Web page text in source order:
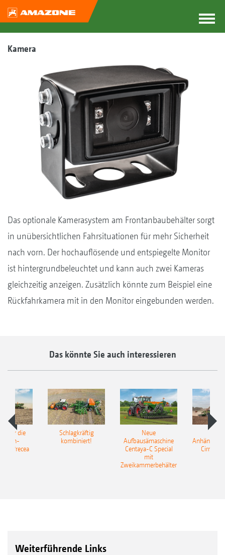
Kamera
Das optionale Kamerasystem am Frontanbaubehälter sorgt
in unübersichtlichen Fahrsituationen für mehr Sicherheit
nach vorn. Der hochauflösende und entspiegelte Monitor
ist hintergrundbeleuchtet und kann auch zwei Kameras
gleichzeitig anzeigen. Zusätzlich könnte zum Beispiel eine
Rückfahrkamera mit in den Monitor eingebunden werden.
Das könnte Sie auch interessieren
für die
Precea
Schlagkräftig
kombiniert!
Neue
Aufbausämaschine
Centaya-C Special
mit
Zweikammerbehälter
Cirrus
Weiterführende Links